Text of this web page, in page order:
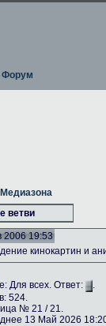
Форум
ветви
2006 19:53
кинокартин и
Для всех. Ответ:
.
524.
№ 21 / 21.
13 Май 2026